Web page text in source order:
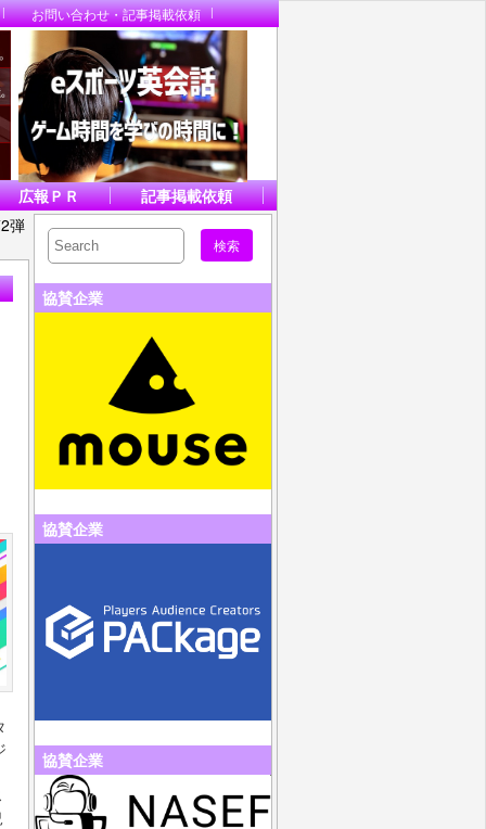
お問い合わせ・記事掲載依頼
広報ＰＲ
記事掲載依頼
弾
協賛企業
協賛企業
協賛企業